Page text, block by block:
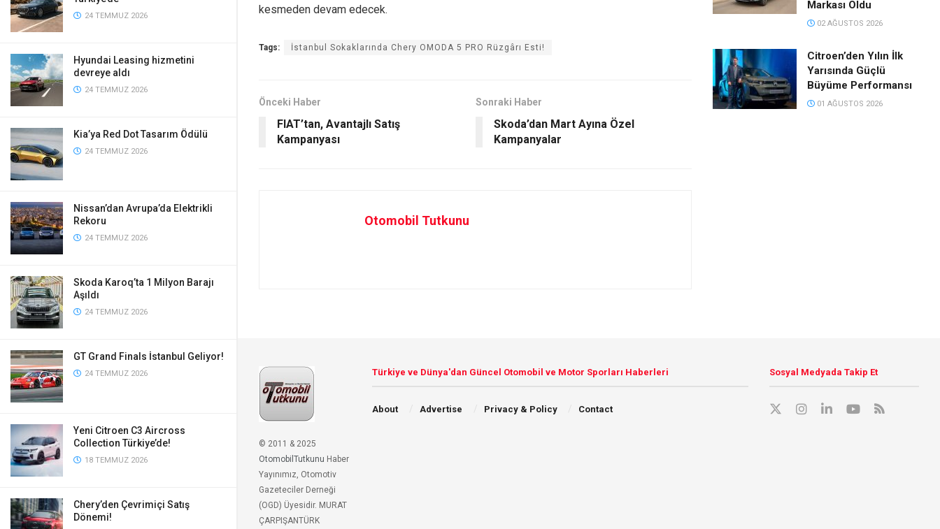
24 TEMMUZ 2026
Hyundai Leasing hizmetini
devreye aldı
24 TEMMUZ 2026
Kia’ya Red Dot Tasarım Ödülü
24 TEMMUZ 2026
Nissan’dan Avrupa’da Elektrikli
Rekoru
24 TEMMUZ 2026
Skoda Karoq’ta 1 Milyon Barajı
Aşıldı
24 TEMMUZ 2026
GT Grand Finals İstanbul Geliyor!
24 TEMMUZ 2026
Yeni Citroen C3 Aircross
Collection Türkiye’de!
18 TEMMUZ 2026
Chery’den Çevrimiçi Satış
Dönemi!
kesmeden devam edecek.
Tags: İstanbul Sokaklarında Chery OMODA 5 PRO Rüzgârı Esti!
Önceki Haber
FIAT’tan, Avantajlı Satış
Kampanyası
Sonraki Haber
Skoda’dan Mart Ayına Özel
Kampanyalar
Otomobil Tutkunu
Markası Oldu
02 AĞUSTOS 2026
Citroen’den Yılın İlk
Yarısında Güçlü
Büyüme Performansı
01 AĞUSTOS 2026
© 2011 & 2025
OtomobilTutkunu Haber
Yayınımız, Otomotiv
Gazeteciler Derneği
(OGD) Üyesidir. MURAT
ÇARPIŞANTÜRK
Türkiye ve Dünya'dan Güncel Otomobil ve Motor Sporları Haberleri
About Advertise Privacy & Policy Contact
Sosyal Medyada Takip Et